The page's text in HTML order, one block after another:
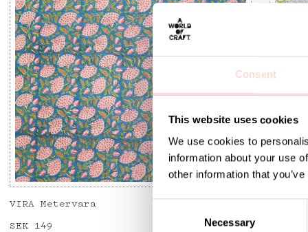
Consent
This website uses cookies
We use cookies to
information about your use
other information that
Necessary
VIRA Metervara
Price :
SEK 149